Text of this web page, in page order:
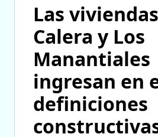
Las
Calera y Los
Manantiales
ingresan en
definiciones